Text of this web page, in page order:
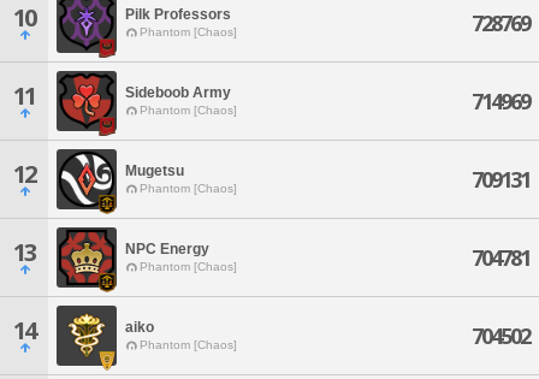
10 Pilk Professors
Phantom [Chaos] 728769
11 Sideboob Army
Phantom [Chaos] 714969
12 Mugetsu
Phantom [Chaos] 709131
13 NPC Energy
Phantom [Chaos] 704781
14 aiko
Phantom [Chaos] 704502